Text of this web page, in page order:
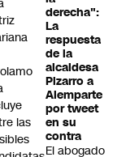
derecha":
La
respuesta
de la
alcaldesa
Pizarro a
Alemparte
por tweet
en su
contra
El abogado
las